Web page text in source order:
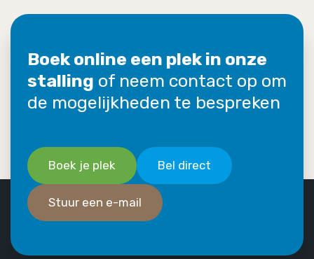
Boek online een plek in onze
stalling of neem contact op om
de mogelijkheden te bespreken
Boek je plek Bel direct
Stuur een e-mail